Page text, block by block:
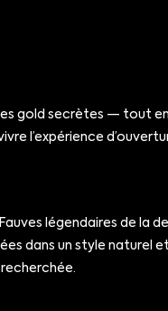
gold secrètes — tout
l’expérience
légendaires de la
dans un style naturel